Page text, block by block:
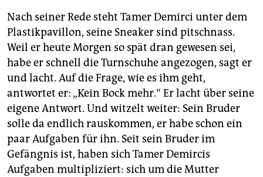
Nach seiner Rede steht Tamer Demirci unter dem
Plastikpavillon, seine Sneaker sind pitschnass.
Weil er heute Morgen so spät dran gewesen sei,
habe er schnell die Turnschuhe angezogen, sagt er
und lacht. Auf die Frage, wie es ihm geht,
antwortet er: „Kein Bock mehr.“ Er lacht über seine
eigene Antwort. Und witzelt weiter: Sein Bruder
solle da endlich rauskommen, er habe schon ein
paar Aufgaben für ihn. Seit sein Bruder im
Gefängnis ist, haben sich Tamer Demircis
Aufgaben multipliziert: sich um die Mutter